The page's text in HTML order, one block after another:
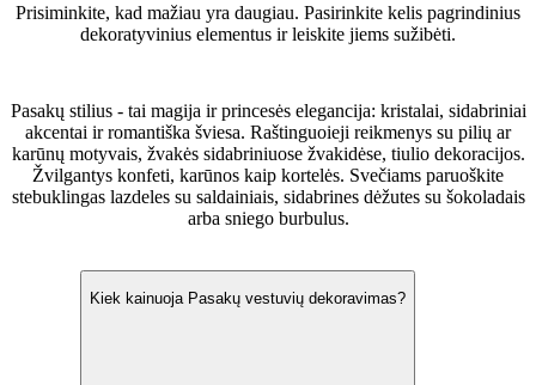
Prisiminkite, kad mažiau yra daugiau. Pasirinkite kelis pagrindinius
dekoratyvinius elementus ir leiskite jiems sužibėti.
Pasakų stilius - tai magija ir princesės elegancija: kristalai, sidabriniai
akcentai ir romantiška šviesa. Raštinguoieji reikmenys su pilių ar
karūnų motyvais, žvakės sidabriniuose žvakidėse, tiulio dekoracijos.
Žvilgantys konfeti, karūnos kaip kortelės. Svečiams paruoškite
stebuklingas lazdeles su saldainiais, sidabrines dėžutes su šokoladais
arba sniego burbulus.
Kiek kainuoja Pasakų vestuvių dekoravimas?